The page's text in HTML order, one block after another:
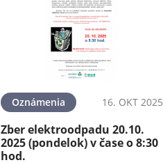
Oznámenia 16. OKT 2025
Zber elektroodpadu 20.10.
2025 (pondelok) v čase o 8:30
hod.